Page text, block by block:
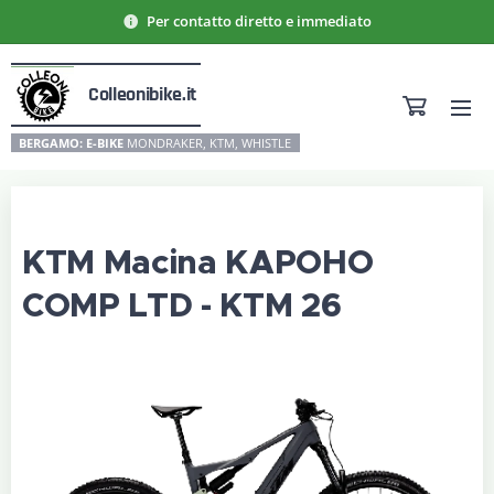
Per contatto diretto e immediato
Colleonibike.it
BERGAMO: E-BIKE MONDRAKER, KTM, WHISTLE
KTM Macina KAPOHO
COMP LTD - KTM 26